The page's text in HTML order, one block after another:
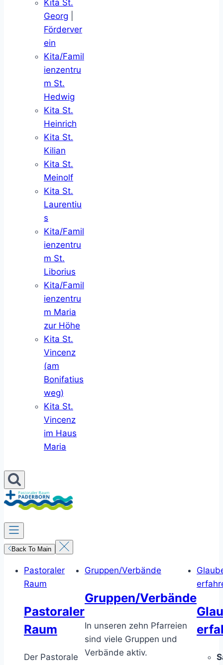
Kita St.
Georg
Förderver
ein
Kita/Famil
ienzentru
m St.
Hedwig
Kita St.
Heinrich
Kita St.
Kilian
Kita St.
Meinolf
Kita St.
Laurentiu
s
Kita/Famil
ienzentru
m St.
Liborius
Kita/Famil
ienzentru
m Maria
zur Höhe
Kita St.
Vincenz
(am
Bonifatius
weg)
Kita St.
Vincenz
im Haus
Maria
Back To Main
Pastoraler
Raum
Pastoraler
Raum
Der Pastorale
Gruppen/Verbände
Gruppen/Verbände
In unseren zehn Pfarreien
sind viele Gruppen und
Verbände aktiv.